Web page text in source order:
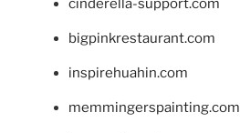
cinderella-support.com
bigpinkrestaurant.com
inspirehuahin.com
memmingerspainting.com